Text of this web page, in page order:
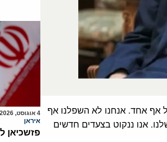
אף אחד. אנחנו לא השפלנו אף
אנו ננקוט בצעדים חדשים
4 אוגוסט, 2026
איראן
פזשכיאן